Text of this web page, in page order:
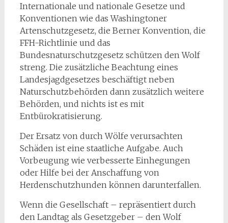
Internationale und nationale Gesetze und
Konventionen wie das Washingtoner
Artenschutzgesetz, die Berner Konvention, die
FFH-Richtlinie und das
Bundesnaturschutzgesetz schützen den Wolf
streng. Die zusätzliche Beachtung eines
Landesjagdgesetzes beschäftigt neben
Naturschutzbehörden dann zusätzlich weitere
Behörden, und nichts ist es mit
Entbürokratisierung.
Der Ersatz von durch Wölfe verursachten
Schäden ist eine staatliche Aufgabe. Auch
Vorbeugung wie verbesserte Einhegungen
oder Hilfe bei der Anschaffung von
Herdenschutzhunden können darunterfallen.
Wenn die Gesellschaft – repräsentiert durch
den Landtag als Gesetzgeber – den Wolf